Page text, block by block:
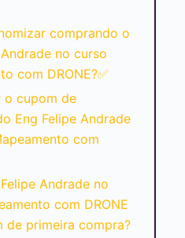
comprando o
no curso
com DRONE?✅
o cupom de
Eng Felipe Andrade
com
Andrade no
com DRONE
de primeira compra?